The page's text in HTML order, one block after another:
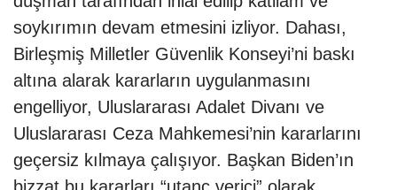
soykırımın devam etmesini izliyor. Dahası,
Birleşmiş Milletler Güvenlik Konseyi’ni baskı
altına alarak kararların uygulanmasını
engelliyor, Uluslararası Adalet Divanı ve
Uluslararası Ceza Mahkemesi’nin kararlarını
geçersiz kılmaya çalışıyor. Başkan Biden’ın